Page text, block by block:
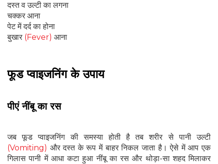
दस्त व उल्टी का लगना
चक्कर आना
पेट में दर्द का होना
बुखार (Fever) आना
फूड प्वाइजनिंग के उपाय
पीएं नींबू का रस
जब फूड प्वाइजनिंग की समस्या होती है तब शरीर से पानी उल्टी
(Vomiting) और दस्त के रूप में बाहर निकल जाता है। ऐसे में आप एक
गिलास पानी में आधा कटा हुआ नींबू का रस और थोड़ा-सा शहद मिलाकर